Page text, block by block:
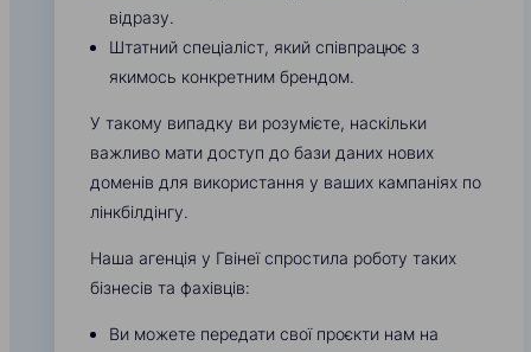
відразу.
Штатний спеціаліст, який співпрацює з
якимось конкретним брендом.
У такому випадку ви розумієте, наскільки
важливо мати доступ до бази даних нових
доменів для використання у ваших кампаніях по
лінкбілдінгу.
Наша агенція у Гвінеї спростила роботу таких
бізнесів та фахівців:
Ви можете передати свої проєкти нам на